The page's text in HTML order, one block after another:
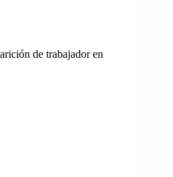
de trabajador en